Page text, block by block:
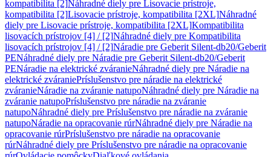
kompatibilita [2]Náhradné diely pre Lisovacie prístroje,
kompatibilita [2]Lisovacie prístroje, kompatibilita [2XL]Náhradné
diely pre Lisovacie prístroje, kompatibilita [2XL]Kompatibilita
lisovacích prístrojov [4] / [2]Náhradné diely pre Kompatibilita
lisovacích prístrojov [4] / [2]Náradie pre Geberit Silent-db20/Geberit
PENáhradné diely pre Náradie pre Geberit Silent-db20/Geberit
PENáradie na elektrické zváranieNáhradné diely pre Náradie na
elektrické zváraniePríslušenstvo pre náradie na elektrické
zváranieNáradie na zváranie natupoNáhradné diely pre Náradie na
zváranie natupoPríslušenstvo pre náradie na zváranie
natupoNáhradné diely pre Príslušenstvo pre náradie na zváranie
natupoNáradie na opracovanie rúrNáhradné diely pre Náradie na
opracovanie rúrPríslušenstvo pre náradie na opracovanie
rúrNáhradné diely pre Príslušenstvo pre náradie na opracovanie